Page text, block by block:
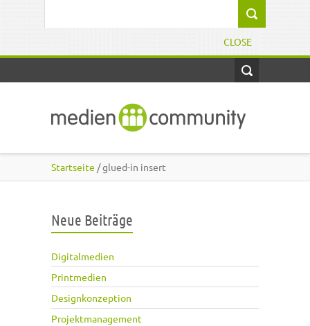
CLOSE
Startseite / glued-in insert
Neue Beiträge
Digitalmedien
Printmedien
Designkonzeption
Projektmanagement